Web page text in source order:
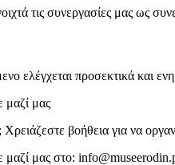
τις συνεργασίες μας ως
ελέγχεται προσεκτικά και
μαζί μας
Χρειάζεστε βοήθεια για να
μαζί μας στο: